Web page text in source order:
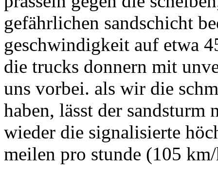
gefährlichen sandschicht
geschwindigkeit auf etwa
die trucks donnern mit
uns vorbei. als wir die
haben, lässt der sandsturm
wieder die signalisierte
meilen pro stunde (105